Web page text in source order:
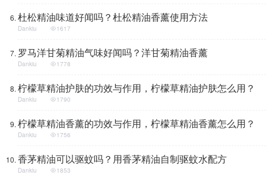
杜松精油味道好闻吗？杜松精油香薰使用方法
Dankiu 1617
罗马洋甘菊精油气味好闻吗？洋甘菊精油香薰
Dankiu 1778
柠檬草精油护肤的功效与作用，柠檬草精油护肤怎么用？
Dankiu 1790
柠檬草精油香薰的功效与作用，柠檬草精油香薰怎么用？
Dankiu 1756
香茅精油可以驱蚊吗？用香茅精油自制驱蚊水配方
Dankiu 1853